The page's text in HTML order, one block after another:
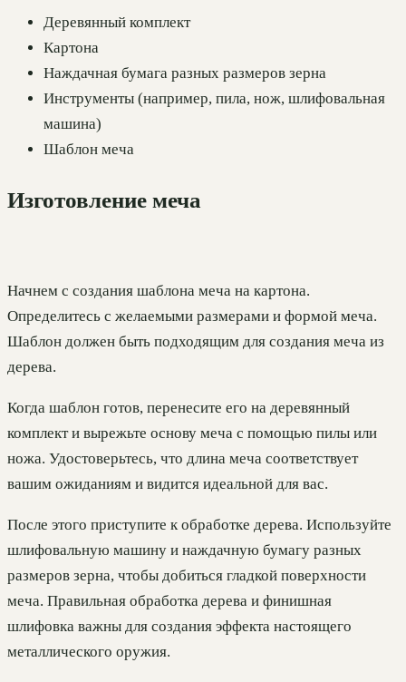
Деревянный комплект
Картона
Наждачная бумага разных размеров зерна
Инструменты (например, пила, нож, шлифовальная
машина)
Шаблон меча
Изготовление меча
Начнем с создания шаблона меча на картона.
Определитесь с желаемыми размерами и формой меча.
Шаблон должен быть подходящим для создания меча из
дерева.
Когда шаблон готов, перенесите его на деревянный
комплект и вырежьте основу меча с помощью пилы или
ножа. Удостоверьтесь, что длина меча соответствует
вашим ожиданиям и видится идеальной для вас.
После этого приступите к обработке дерева. Используйте
шлифовальную машину и наждачную бумагу разных
размеров зерна, чтобы добиться гладкой поверхности
меча. Правильная обработка дерева и финишная
шлифовка важны для создания эффекта настоящего
металлического оружия.